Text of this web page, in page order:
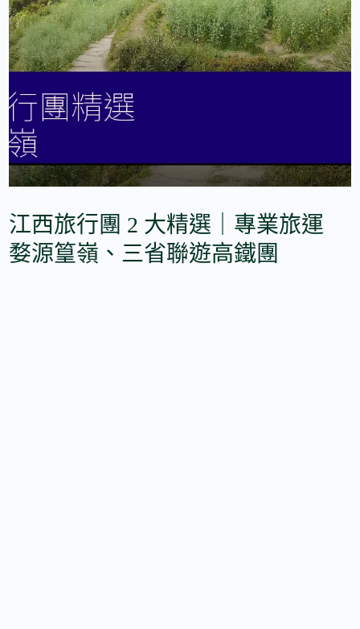
江西旅行團 2 大精選｜專業旅運
婺源篁嶺、三省聯遊高鐵團